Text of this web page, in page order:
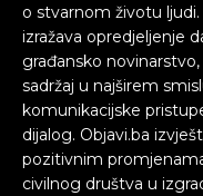
o stvarnom životu
izražava opredjeljenje
građansko
sadržaj u najširem
komunikacijske
dijalog. Objavi.ba
pozitivnim
civilnog društva u